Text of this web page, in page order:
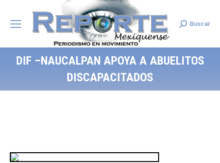
Search:
Buscar
DIF –NAUCALPAN APOYA A ABUELITOS
DISCAPACITADOS